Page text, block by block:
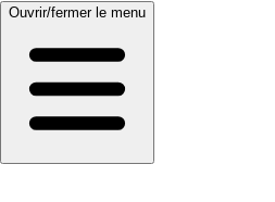
Ouvrir/fermer le menu